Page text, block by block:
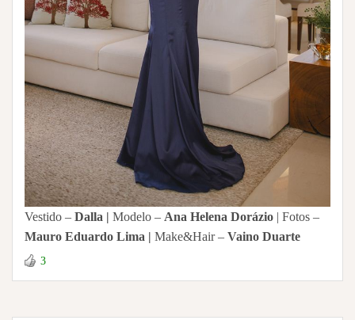
Vestido – Dalla | Modelo – Ana Helena Dorázio | Fotos –
Mauro Eduardo Lima | Make&Hair – Vaino Duarte
3